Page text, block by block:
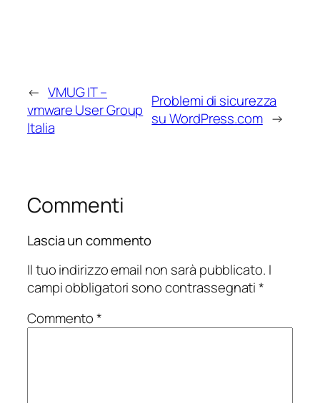
← VMUG IT –
vmware User Group
Italia
Problemi di sicurezza
su WordPress.com →
Commenti
Lascia un commento
Il tuo indirizzo email non sarà pubblicato. I
campi obbligatori sono contrassegnati*
Commento*